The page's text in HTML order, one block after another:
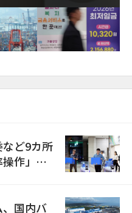
ど9カ所
作」の
国内バ